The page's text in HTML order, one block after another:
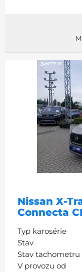
Nissan X-
Connecta
Typ karosérie
Stav
Stav tachometru
V provozu od